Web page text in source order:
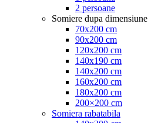
2 persoane
Somiere dupa dimensiune
70x200 cm
90x200 cm
120x200 cm
140x190 cm
140x200 cm
160x200 cm
180x200 cm
200×200 cm
Somiera rabatabila